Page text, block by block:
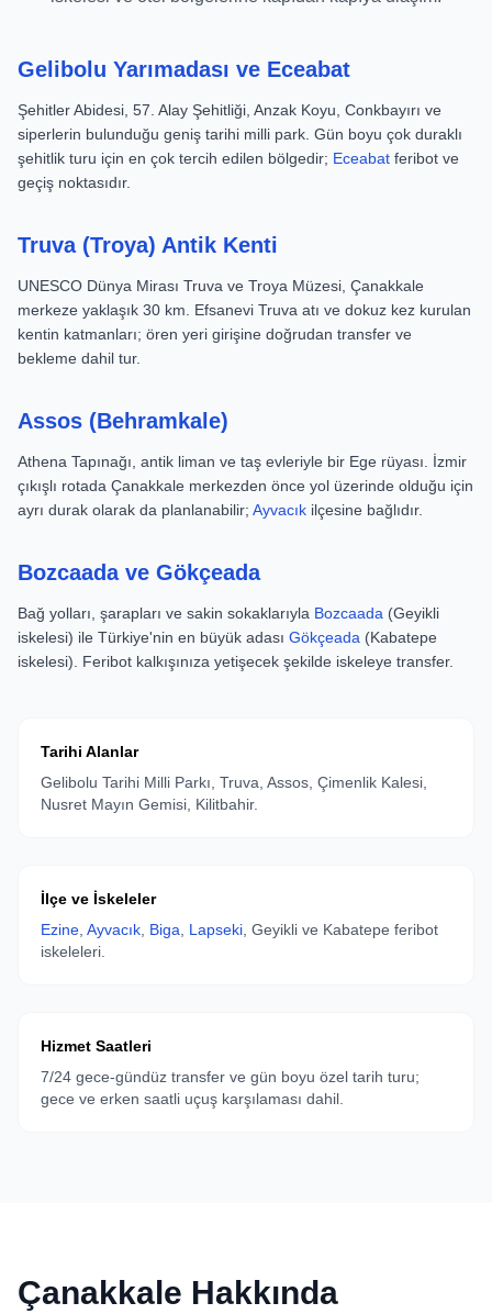
Gelibolu Yarımadası ve Eceabat
Şehitler Abidesi, 57. Alay Şehitliği, Anzak Koyu, Conkbayırı ve
siperlerin bulunduğu geniş tarihi milli park. Gün boyu çok duraklı
şehitlik turu için en çok tercih edilen bölgedir; Eceabat feribot ve
geçiş noktasıdır.
Truva (Troya) Antik Kenti
UNESCO Dünya Mirası Truva ve Troya Müzesi, Çanakkale
merkeze yaklaşık 30 km. Efsanevi Truva atı ve dokuz kez kurulan
kentin katmanları; ören yeri girişine doğrudan transfer ve
bekleme dahil tur.
Assos (Behramkale)
Athena Tapınağı, antik liman ve taş evleriyle bir Ege rüyası. İzmir
çıkışlı rotada Çanakkale merkezden önce yol üzerinde olduğu için
ayrı durak olarak da planlanabilir; Ayvacık ilçesine bağlıdır.
Bozcaada ve Gökçeada
Bağ yolları, şarapları ve sakin sokaklarıyla Bozcaada (Geyikli
iskelesi) ile Türkiye'nin en büyük adası Gökçeada (Kabatepe
iskelesi). Feribot kalkışınıza yetişecek şekilde iskeleye transfer.
Tarihi Alanlar
Gelibolu Tarihi Milli Parkı, Truva, Assos, Çimenlik Kalesi,
Nusret Mayın Gemisi, Kilitbahir.
İlçe ve İskeleler
Ezine Ayvacık Biga Lapseki , Geyikli ve Kabatepe feribot
iskeleleri.
Hizmet Saatleri
7/24 gece-gündüz transfer ve gün boyu özel tarih turu;
gece ve erken saatli uçuş karşılaması dahil.
Çanakkale Hakkında